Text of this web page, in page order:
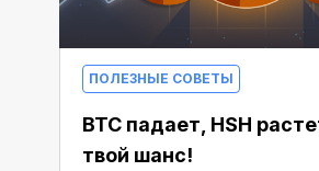
ПОЛЕЗНЫЕ СОВЕТЫ
BTC падает, HSH
твой шанс!